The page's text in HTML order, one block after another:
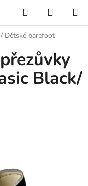
Hledat
KOŠÍK
/ Dětské barefoot
Black/